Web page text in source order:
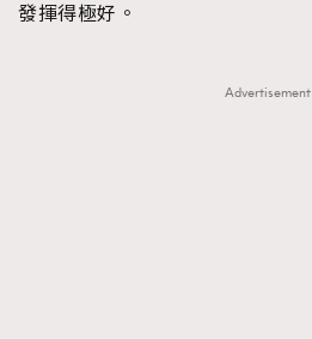
發揮得極好。
Advertisement